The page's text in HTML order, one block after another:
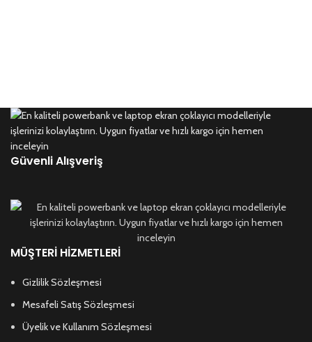
Güvenli Alışveriş
MÜŞTERI HIZMETLERI
Gizlilik Sözleşmesi
Mesafeli Satış Sözleşmesi
Üyelik ve Kullanım Sözleşmesi